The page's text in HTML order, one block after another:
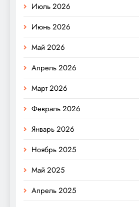
Июль 2026
Июнь 2026
Май 2026
Апрель 2026
Март 2026
Февраль 2026
Январь 2026
Ноябрь 2025
Май 2025
Апрель 2025